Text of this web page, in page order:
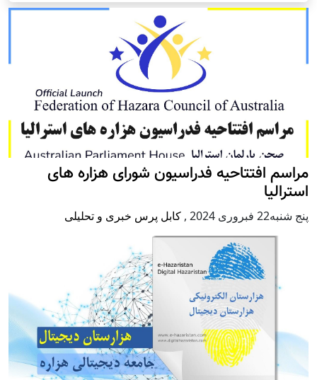
مراسم افتتاحیه فدراسیون شورای هزاره های
استرالیا
پنج شنبه22 فبروری 2024 , کابل پرس خبری و تحلیلی